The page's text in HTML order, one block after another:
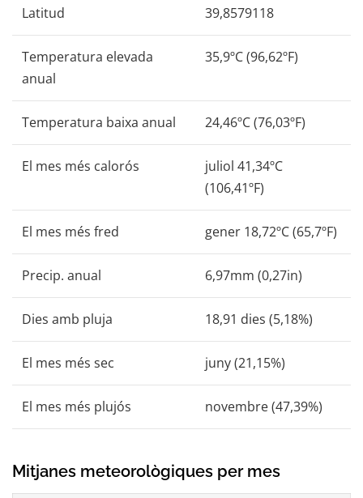
Latitud 39,8579118
Temperatura elevada
anual
35,9ºC (96,62ºF)
Temperatura baixa anual 24,46ºC (76,03ºF)
El mes més calorós
juliol 41,34ºC
(106,41ºF)
El mes més fred gener 18,72ºC (65,7ºF)
Precip. anual 6,97mm (0,27in)
Dies amb pluja 18,91 dies (5,18%)
El mes més sec juny (21,15%)
El mes més plujós novembre (47,39%)
Mitjanes meteorològiques per mes